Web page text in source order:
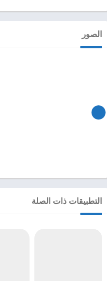
الصور
التطبيقات ذات الصلة